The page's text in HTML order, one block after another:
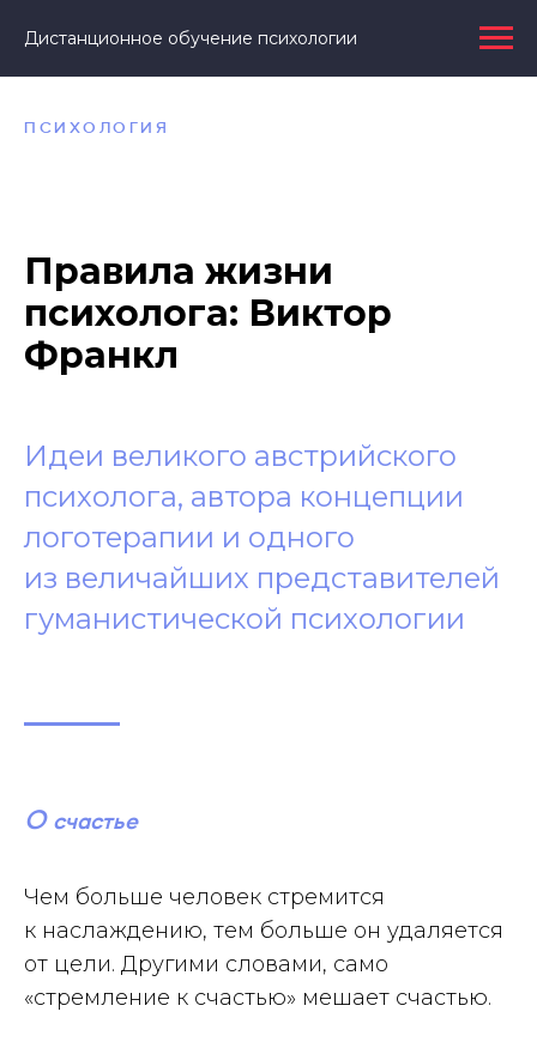
Дистанционное обучение психологии
ПСИХОЛОГИЯ
Правила жизни
психолога: Виктор
Франкл
Идеи великого австрийского
психолога, автора концепции
логотерапии и одного
из величайших представителей
гуманистической психологии
О счастье
Чем больше человек стремится
к наслаждению, тем больше он удаляется
от цели. Другими словами, само
«стремление к счастью» мешает счастью.